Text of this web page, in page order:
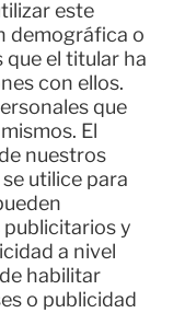
este
demográfica o
el titular ha
con ellos.
que
El
nuestros
utilice para
y
a nivel
habilitar
o publicidad